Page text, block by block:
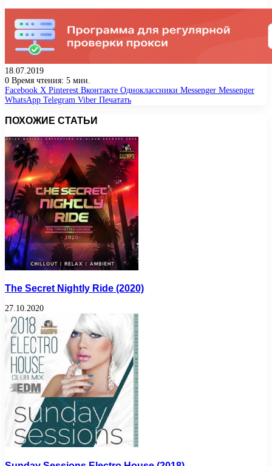
18.07.2019
0 Время чтения: 5 мин.
Facebook X Pinterest Вконтакте Одноклассники Messenger Messenger
WhatsApp Telegram Viber Печатать
ПОХОЖИЕ СТАТЬИ
The Secret Nightly Ride (2020)
27.10.2020